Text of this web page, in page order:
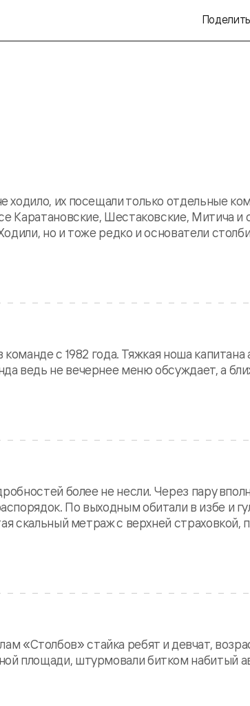
их посещали только отдельные
Каратановские, Шестаковские, Митича и
но и тоже редко и основатели
с 1982 года. Тяжкая ноша капитана
ведь не вечернее меню обсуждает, а
более не несли. Через пару
По выходным обитали в избе и
скальный метраж с верхней страховкой,
«Столбов» стайка ребят и девчат,
площади, штурмовали битком набитый